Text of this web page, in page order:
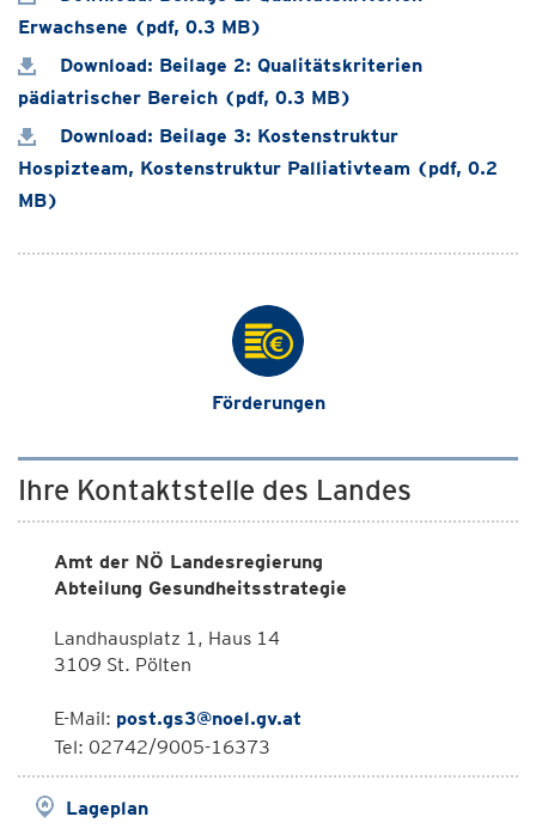
Erwachsene (pdf, 0.3 MB)
Download: Beilage 2: Qualitätskriterien
pädiatrischer Bereich (pdf, 0.3 MB)
Download: Beilage 3: Kostenstruktur
Hospizteam, Kostenstruktur Palliativteam (pdf, 0.2
MB)
Förderungen
Ihre Kontaktstelle des Landes
Amt der NÖ Landesregierung
Abteilung Gesundheitsstrategie
Landhausplatz 1, Haus 14
3109 St. Pölten
E-Mail: post.gs3@noel.gv.at
Tel: 02742/9005-16373
Lageplan